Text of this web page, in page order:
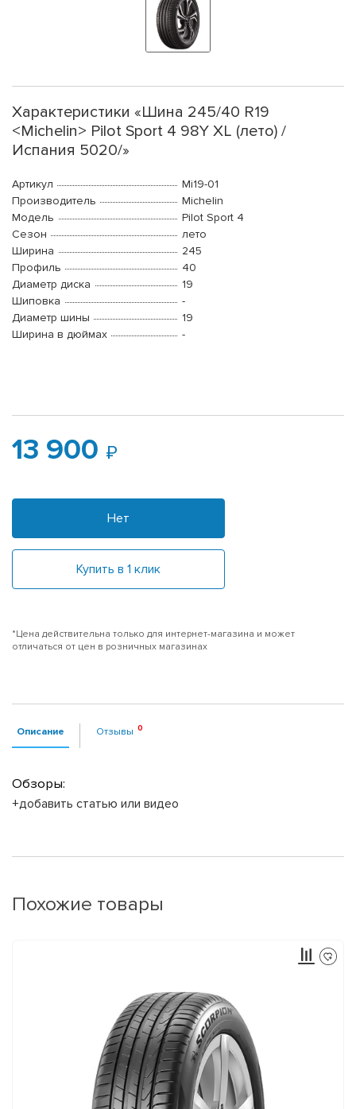
Характеристики «Шина 245/40 R19
<Michelin> Pilot Sport 4 98Y XL (лето) /
Испания 5020/»
Артикул
Mi19-01
Производитель
Michelin
Модель
Pilot Sport 4
Сезон
лето
Ширина
245
Профиль
40
Диаметр диска
19
Шиповка
-
Диаметр шины
19
Ширина в дюймах
-
13 900
Нет
Купить в 1 клик
*Цена действительна только для интернет-магазина и может
отличаться от цен в розничных магазинах
Описание Отзывы
Обзоры:
+добавить статью или видео
Похожие товары